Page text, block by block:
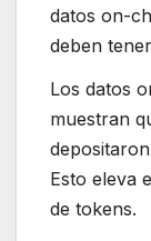
datos on-
deben
Los datos
muestran
Esto eleva
de tokens.